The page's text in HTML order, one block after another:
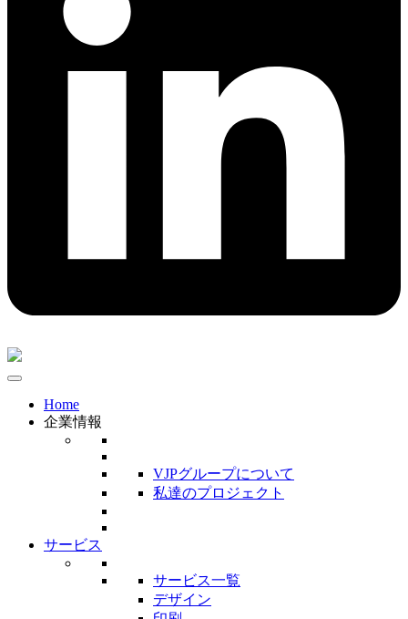
Home
企業情報
VJPグループについて
私達のプロジェクト
サービス
サービス一覧
デザイン